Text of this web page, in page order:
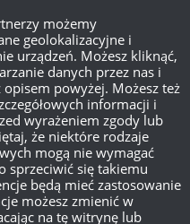
problem, prosimy o
możemy
geolokalizacyjne i
urządzeń. Możesz kliknąć,
danych przez nas i
powyżej. Możesz też
informacji i
wyrażeniem zgody lub
że niektóre rodzaje
mogą nie wymagać
sprzeciwić się takiemu
będą mieć zastosowanie
możesz zmienić w
na tę witrynę lub